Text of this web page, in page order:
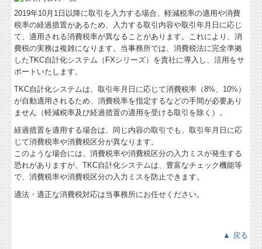
2019年10月1日以降に取引を入力する場合、軽減税率の適用や消費
税率の経過措置があるため、入力する取引内容や取引年月日に応じ
て、適用される消費税率が異なることがあります。これにより、消
費税の実務は複雑になります。当事務所では、消費税法に完全準拠
したTKC自計化システム（FXシリーズ）を貴社に導入し、活用をサ
ポートいたします。
TKC自計化システムは、取引年月日に応じて消費税率（8%、10%）
が自動適用されるため、消費税率を指定するなどの手間が必要あり
ません（軽減税率及び経過措置の適用を受ける取引を除く）。
経過措置を適用する場合は、同じ内容の取引でも、取引年月日に応
じて消費税率や消費税区分が異なります。
このような場合には、消費税率や消費税区分の入力ミスが発生する
恐れがありますが、TKC自計化システムは、豊富なチェック機能等
で、消費税率や消費税区分の入力ミスを防止できます。
適法・適正な消費税対応は当事務所にお任せください。
▲ 戻る